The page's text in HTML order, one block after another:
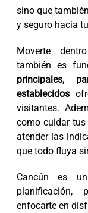
sino que
y seguro hacia
Moverte
también es
principales,
establecidos
visitantes.
como cuidar tus
atender las
que todo fluya
Cancún es
planificación,
enfocarte en